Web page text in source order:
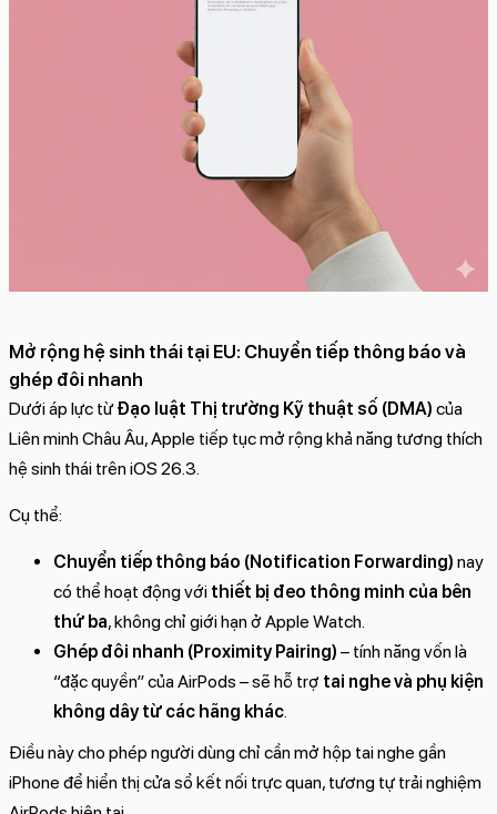
Mở rộng hệ sinh thái tại EU: Chuyển tiếp thông báo và
ghép đôi nhanh
Dưới áp lực từĐạo luật Thị trường Kỹ thuật số (DMA) của
Liên minh Châu Âu, Apple tiếp tục mở rộng khả năng tương thích
hệ sinh thái trên iOS 26.3.
Cụ thể:
Chuyển tiếp thông báo (Notification Forwarding) nay
có thể hoạt động với thiết bị đeo thông minh của bên
thứ ba, không chỉ giới hạn ở Apple Watch.
Ghép đôi nhanh (Proximity Pairing) – tính năng vốn là
“đặc quyền” của AirPods – sẽ hỗ trợ tai nghe và phụ kiện
không dây từ các hãng khác.
Điều này cho phép người dùng chỉ cần mở hộp tai nghe gần
iPhone để hiển thị cửa sổ kết nối trực quan, tương tự trải nghiệm